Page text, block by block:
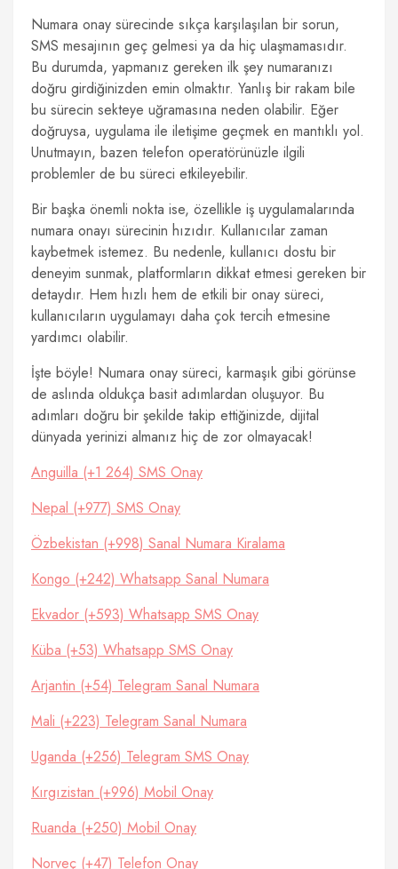
Numara onay sürecinde sıkça karşılaşılan bir sorun,
SMS mesajının geç gelmesi ya da hiç ulaşmamasıdır.
Bu durumda, yapmanız gereken ilk şey numaranızı
doğru girdiğinizden emin olmaktır. Yanlış bir rakam bile
bu sürecin sekteye uğramasına neden olabilir. Eğer
doğruysa, uygulama ile iletişime geçmek en mantıklı yol.
Unutmayın, bazen telefon operatörünüzle ilgili
problemler de bu süreci etkileyebilir.
Bir başka önemli nokta ise, özellikle iş uygulamalarında
numara onayı sürecinin hızıdır. Kullanıcılar zaman
kaybetmek istemez. Bu nedenle, kullanıcı dostu bir
deneyim sunmak, platformların dikkat etmesi gereken bir
detaydır. Hem hızlı hem de etkili bir onay süreci,
kullanıcıların uygulamayı daha çok tercih etmesine
yardımcı olabilir.
İşte böyle! Numara onay süreci, karmaşık gibi görünse
de aslında oldukça basit adımlardan oluşuyor. Bu
adımları doğru bir şekilde takip ettiğinizde, dijital
dünyada yerinizi almanız hiç de zor olmayacak!
Anguilla (+1 264) SMS Onay
Nepal (+977) SMS Onay
Özbekistan (+998) Sanal Numara Kiralama
Kongo (+242) Whatsapp Sanal Numara
Ekvador (+593) Whatsapp SMS Onay
Küba (+53) Whatsapp SMS Onay
Arjantin (+54) Telegram Sanal Numara
Mali (+223) Telegram Sanal Numara
Uganda (+256) Telegram SMS Onay
Kırgızistan (+996) Mobil Onay
Ruanda (+250) Mobil Onay
Norveç (+47) Telefon Onay